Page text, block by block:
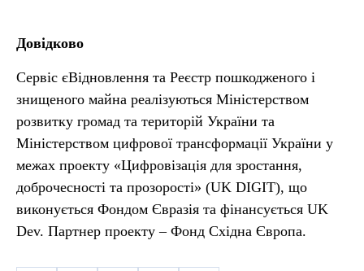
Довідково
Сервіс єВідновлення та Реєстр пошкодженого і
знищеного майна реалізуються Міністерством
розвитку громад та територій України та
Міністерством цифрової трансформації України у
межах проекту «Цифровізація для зростання,
доброчесності та прозорості» (UK DIGIT), що
виконується Фондом Євразія та фінансується UK
Dev. Партнер проекту – Фонд Східна Європа.